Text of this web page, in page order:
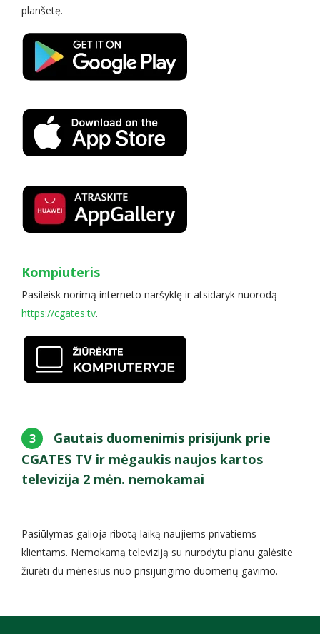
planšetę.
Kompiuteris
Pasileisk norimą interneto naršyklę ir atsidaryk nuorodą
https://cgates.tv.
3
Gautais duomenimis prisijunk prie
CGATES TV ir mėgaukis naujos kartos
televizija 2 mėn. nemokamai
Pasiūlymas galioja ribotą laiką naujiems privatiems
klientams. Nemokamą televiziją su nurodytu planu galėsite
žiūrėti du mėnesius nuo prisijungimo duomenų gavimo.